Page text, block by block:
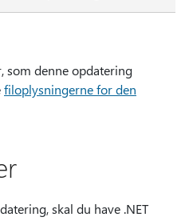
som denne opdatering
filoplysningerne for den
skal du have .NET